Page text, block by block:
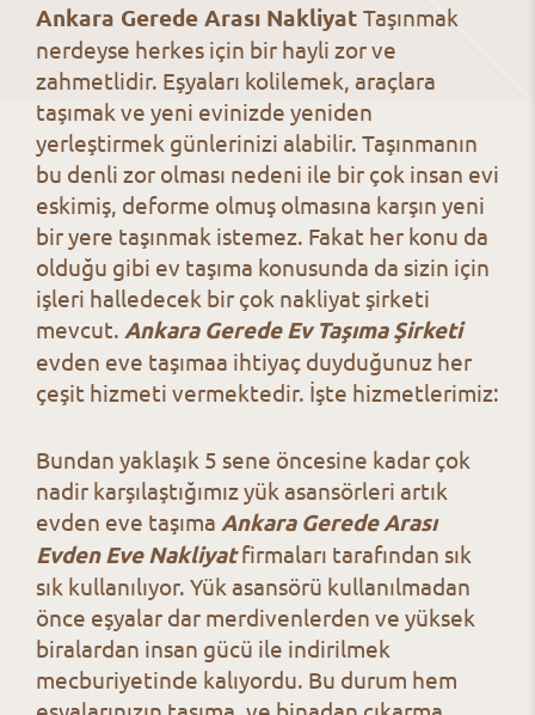
Ankara Gerede Arası Nakliyat Taşınmak
nerdeyse herkes için bir hayli zor ve
zahmetlidir. Eşyaları kolilemek, araçlara
taşımak ve yeni evinizde yeniden
yerleştirmek günlerinizi alabilir. Taşınmanın
bu denli zor olması nedeni ile bir çok insan evi
eskimiş, deforme olmuş olmasına karşın yeni
bir yere taşınmak istemez. Fakat her konu da
olduğu gibi ev taşıma konusunda da sizin için
işleri halledecek bir çok nakliyat şirketi
mevcut. Ankara Gerede Ev Taşıma Şirketi
evden eve taşımaa ihtiyaç duyduğunuz her
çeşit hizmeti vermektedir. İşte hizmetlerimiz:
Bundan yaklaşık 5 sene öncesine kadar çok
nadir karşılaştığımız yük asansörleri artık
evden eve taşıma Ankara Gerede Arası
Evden Eve Nakliyatfirmaları tarafından sık
sık kullanılıyor. Yük asansörü kullanılmadan
önce eşyalar dar merdivenlerden ve yüksek
biralardan insan gücü ile indirilmek
mecburiyetinde kalıyordu. Bu durum hem